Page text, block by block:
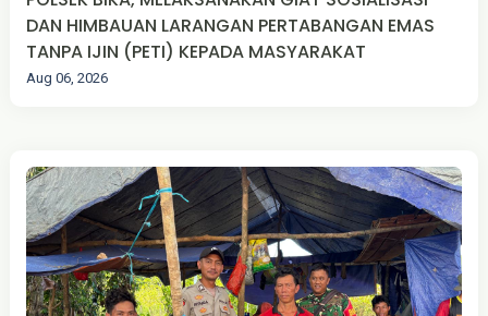
DAN HIMBAUAN LARANGAN PERTABANGAN EMAS
TANPA IJIN (PETI) KEPADA MASYARAKAT
Aug 06, 2026